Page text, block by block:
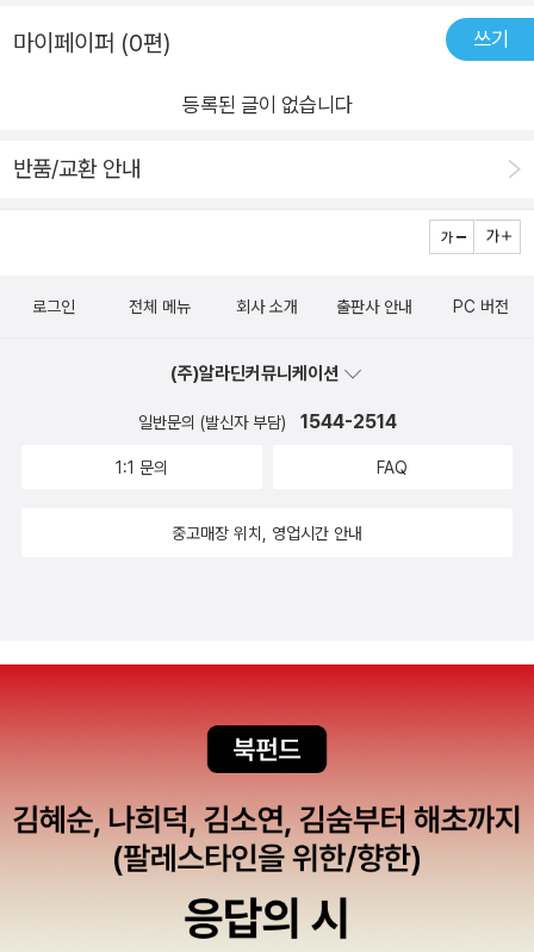
게 아니라 점을 구별해 내는 이들이 잘못이었다는 사실을 깨닫는
주의 시선에서 보면 하나의 별이고 점에 불과하다는 것을 서정적
없어 보이는 완벽남 민준을 둘러싸고 현진과 설영, 두 소녀가 서
로 다른 관계에 놓이지만 결국 같은 위기와 갈등에 처하는 내용이
그려진다. 작가는 소녀가 다른 소녀의 몸과 자신의 몸을 평가하고
설영의 몸에 관심이 많다. 설영은 ‘눈에 띄는 외모이면서 자신의
선 이물 같다. ‘장미 덩굴을 쳐 내듯 감각을 잘라 없애 버리고’ 싶
자아이들이 그렇게 말하는 바람에 화장을 시작한 아이들도 실제
지만 점점 전문적으로 변해 가고 짙어지는 색조 화장은 모든 여자
들 앞에서 쉽게 바삭해지고 말라 버렸다. _본문 38-39쪽 현진이
자 친구였던 민준이 갑작스레 이별을 고하고는 설영과 연애를 시
작하면서부터다. 민준은 현진에서 했던 것과 같은 방식으로 설영
에게도 큰 상처를 준다. 이 모습을 우연히 목격한 현진은 반 친구
들의 오해와 경멸에 맞서 홀로 고독한 싸움을 시작한 설영의 편에
서기로 하면서, 이야기는 새로운 국면을 맞게 된다. 김해원의 「안
개」는 뒷산에 세워진 풍력발전기의 저주파소음 때문에 기괴한 울
음소리와 희부연 안개가 자욱한 어느 동네가 배경이다. 동네 사람
들 모두 제각기 다른 지점에서 그동안 충분히 이야기되지 못했던
여성 청소년의 성과 사랑, 호기심에 대해 다루고 있다. 특히 인상
따라서 화장을 하는 여학생들과 그 사이에서 독보적으로 눈에 띄
교라는 폐쇄적인 곳에서 소문은 사실보다 과장되어 퍼진다. 그것
도 여성에게 불리한 쪽으로. 여성의 외모를 둘러싼 사회적 편견은
10대에게도 분명히 존재한다. 아니, 오히려 더 강압적으로 기능
연대로 이어지는 결말이 마음에 들었음은 물론이다.​나는 영영 지
먼저 배웠더라면, 그리하여 다른 여성들과 연대할 수 있었더라면
어땠을까 하는 생각이 든다. 주변에 나보다 늦게 이 시기를 지나
시선에 너를 맞추지 말라‘고, ‘네 외모와 몸 전부 너의 것‘이라고
든간에.​​www.instagram.com/vivian_books
마이페이퍼 (0편) 쓰기
등록된 글이 없습니다
반품/교환 안내
로그인 전체 메뉴 회사 소개 출판사 안내 PC 버전
(주)알라딘커뮤니케이션
일반문의 (발신자 부담) 1544-2514
1:1 문의 FAQ
중고매장 위치, 영업시간 안내